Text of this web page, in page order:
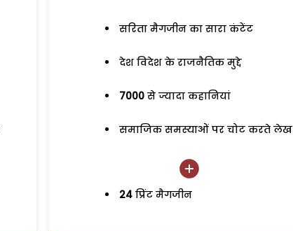
सरिता मैगजीन का सारा कंटेंट
देश विदेश के राजनैतिक मुद्दे
7000 से ज्यादा कहानियां
समाजिक समस्याओं पर चोट करते लेख
24 प्रिंट मैगजीन